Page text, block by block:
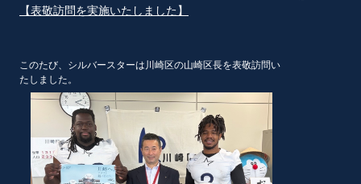
【表敬訪問を実施いたしました】
このたび、シルバースターは川崎区の山崎区長を表敬訪問い
たしました。